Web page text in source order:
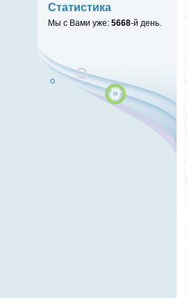
Статистика
Мы с Вами уже: 5668-й день.